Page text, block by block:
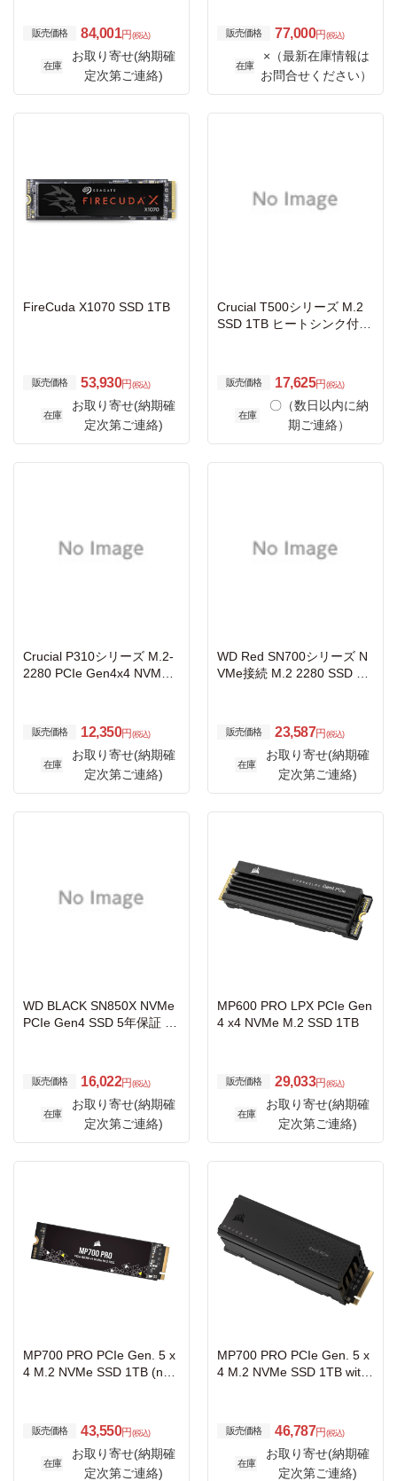
販売価格 84,001円 (税込)
在庫
お取り寄せ(納期確
定次第ご連絡)
販売価格 77,000円 (税込)
在庫
×（最新在庫情報は
お問合せください）
FireCuda X1070 SSD 1TB
販売価格 53,930円 (税込)
在庫
お取り寄せ(納期確
定次第ご連絡)
Crucial T500シリーズ M.2
SSD 1TB ヒートシンク付 5
販売価格 17,625円 (税込)
在庫
〇（数日以内に納
期ご連絡）
Crucial P310シリーズ M.2-
2280 PCIe Gen4x4 NVMe
販売価格 12,350円 (税込)
在庫
お取り寄せ(納期確
定次第ご連絡)
WD Red SN700シリーズ N
VMe接続 M.2 2280 SSD 1T
販売価格 23,587円 (税込)
在庫
お取り寄せ(納期確
定次第ご連絡)
WD BLACK SN850X NVMe
PCIe Gen4 SSD 5年保証 1T
販売価格 16,022円 (税込)
在庫
お取り寄せ(納期確
定次第ご連絡)
MP600 PRO LPX PCIe Gen
4 x4 NVMe M.2 SSD 1TB
販売価格 29,033円 (税込)
在庫
お取り寄せ(納期確
定次第ご連絡)
MP700 PRO PCIe Gen. 5 x
4 M.2 NVMe SSD 1TB (no
販売価格 43,550円 (税込)
在庫
お取り寄せ(納期確
定次第ご連絡)
MP700 PRO PCIe Gen. 5 x
4 M.2 NVMe SSD 1TB with
販売価格 46,787円 (税込)
在庫
お取り寄せ(納期確
定次第ご連絡)